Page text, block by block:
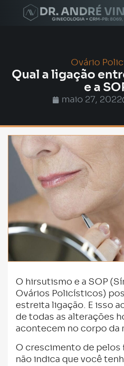
Ovário
Qual a ligação
e a
maio 27, 2022
O hirsutismo e a SOP
Ovários Policísticos)
estreita ligação. E isso
de todas as alterações
acontecem no corpo da
O crescimento de pelos
não indica que você